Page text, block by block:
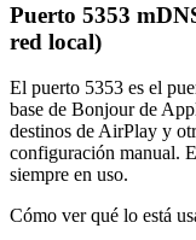
Puerto 5353
red local)
El puerto 5353 es el
base de Bonjour de
destinos de AirPlay y
configuración manual.
siempre en uso.
Cómo ver qué lo está